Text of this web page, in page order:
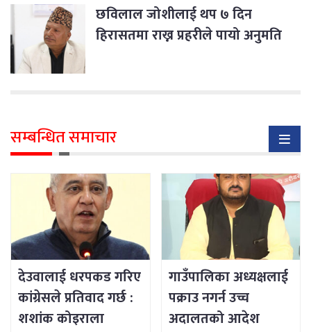
छविलाल जोशीलाई थप ७ दिन
हिरासतमा राख्न प्रहरीले पायो अनुमति
सम्बन्धित समाचार
देउवालाई धरपकड गरिए
कांग्रेसले प्रतिवाद गर्छ :
शशांक कोइराला
गाउँपालिका अध्यक्षलाई
पक्राउ नगर्न उच्च
अदालतको आदेश